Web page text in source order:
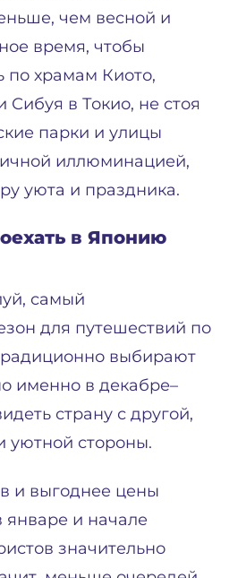
чем весной и
время, чтобы
по храмам Киото,
Сибуя в Токио, не стоя
парки и улицы
иллюминацией,
уюта и праздника.
в Японию
самый
для путешествий по
выбирают
именно в декабре–
страну с другой,
уютной стороны.
и выгоднее цены
и начале
значительно